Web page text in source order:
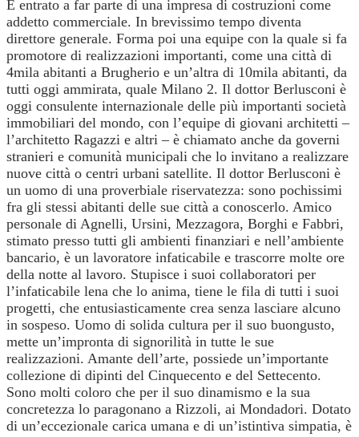
È entrato a far parte di una impresa di costruzioni come
addetto commerciale. In brevissimo tempo diventa
direttore generale. Forma poi una equipe con la quale si fa
promotore di realizzazioni importanti, come una città di
4mila abitanti a Brugherio e un’altra di 10mila abitanti, da
tutti oggi ammirata, quale Milano 2. Il dottor Berlusconi è
oggi consulente internazionale delle più importanti società
immobiliari del mondo, con l’equipe di giovani architetti –
l’architetto Ragazzi e altri – è chiamato anche da governi
stranieri e comunità municipali che lo invitano a realizzare
nuove città o centri urbani satellite. Il dottor Berlusconi è
un uomo di una proverbiale riservatezza: sono pochissimi
fra gli stessi abitanti delle sue città a conoscerlo. Amico
personale di Agnelli, Ursini, Mezzagora, Borghi e Fabbri,
stimato presso tutti gli ambienti finanziari e nell’ambiente
bancario, è un lavoratore infaticabile e trascorre molte ore
della notte al lavoro. Stupisce i suoi collaboratori per
l’infaticabile lena che lo anima, tiene le fila di tutti i suoi
progetti, che entusiasticamente crea senza lasciare alcuno
in sospeso. Uomo di solida cultura per il suo buongusto,
mette un’impronta di signorilità in tutte le sue
realizzazioni. Amante dell’arte, possiede un’importante
collezione di dipinti del Cinquecento e del Settecento.
Sono molti coloro che per il suo dinamismo e la sua
concretezza lo paragonano a Rizzoli, ai Mondadori. Dotato
di un’eccezionale carica umana e di un’istintiva simpatia, è